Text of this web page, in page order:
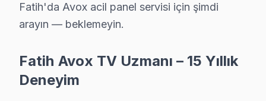
Mercan'da Avox TV Servisi
Mesihpaşa'da Avox TV Servisi
Fatih'da Avox acil panel servisi için şimdi
arayın — beklemeyin.
Fatih Avox TV Uzmanı – 15 Yıllık
Deneyim